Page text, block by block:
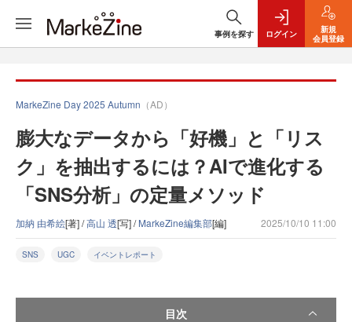
事例を探す ログイン
新規
会員登録
MarkeZine Day 2025 Autumn （AD）
膨大なデータから「好機」と「リス
ク」を抽出するには？AIで進化する
「SNS分析」の定量メソッド
加納 由希絵[著] /高山 透[写] /MarkeZine編集部[編] 2025/10/10 11:00
SNS UGC イベントレポート
目次